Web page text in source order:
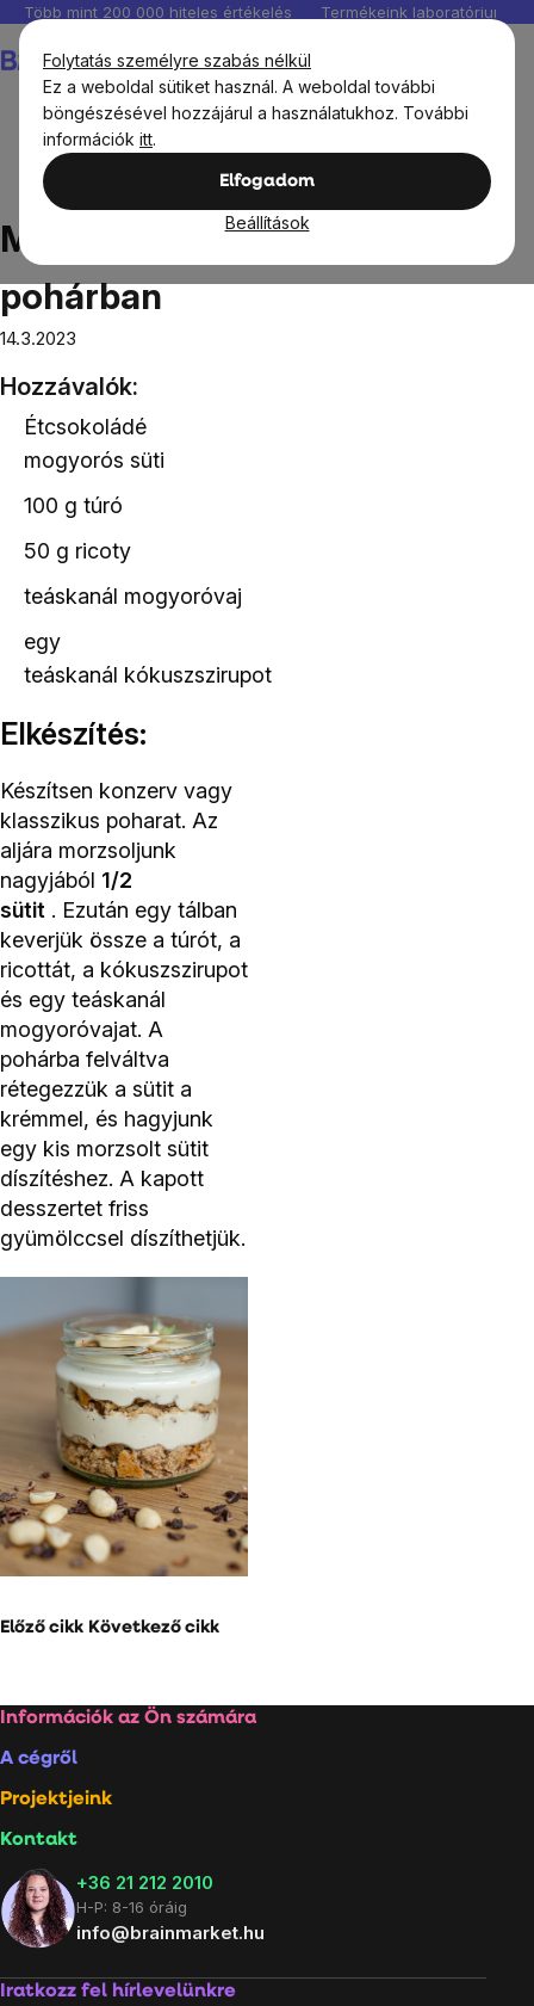
Folytatás személyre szabás nélkül
Ez a weboldal sütiket használ. A weboldal további
böngészésével hozzájárul a használatukhoz. További
információk itt.
Elfogadom
Beállítások
Ugrás
fő
tartalomhoz
Több mint 200 000 hiteles értékelés Termékeink
Édes receptek
Mogyorós sajttorta egy
pohárban
Mogyorós sajttorta egy
pohárban
14.3.2023
Hozzávalók:
Étcsokoládé
mogyorós süti
100 g túró
50 g ricoty
teáskanál mogyoróvaj
egy
teáskanál kókuszszirupot
Elkészítés:
Készítsen konzerv vagy
klasszikus poharat. Az
aljára morzsoljunk
nagyjából 1/2
sütit . Ezután egy tálban
keverjük össze a túrót, a
ricottát, a kókuszszirupot
és egy teáskanál
mogyoróvajat. A
pohárba felváltva
rétegezzük a sütit a
krémmel, és hagyjunk
egy kis morzsolt sütit
díszítéshez. A kapott
desszertet friss
gyümölccsel díszíthetjük.
Előző cikk Következő cikk
Lábléc
Információk az Ön számára
A cégről
Projektjeink
Kontakt
+36 21 212 2010
H-P: 8-16 óráig
info@brainmarket.hu
Iratkozz fel hírlevelünkre